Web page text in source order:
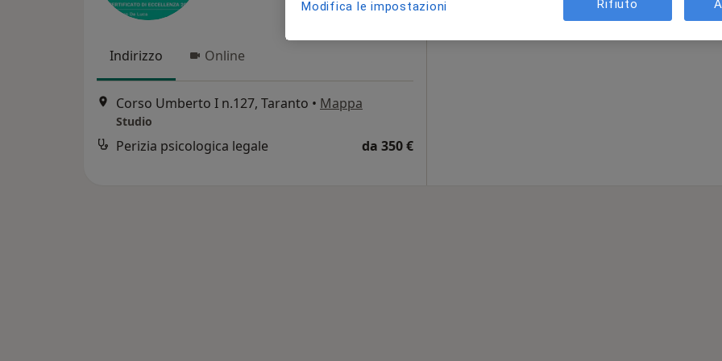
Indirizzo Online
Corso Umberto I n.127, Taranto • Mappa
Studio
Perizia psicologica legale da 350 €
Chiedi di attivare le prenotazioni
Modifica le impostazioni Rifiuto